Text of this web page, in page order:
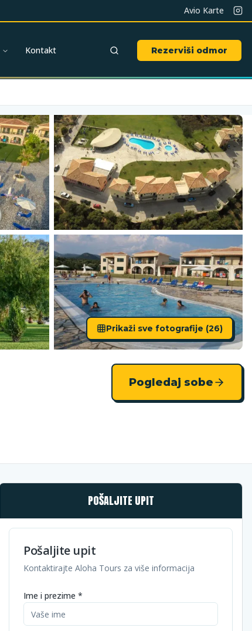
Avio Karte
Kontakt Rezerviši odmor
Prikaži sve fotografije (26)
Pogledaj sobe
POŠALJITE UPIT
Pošaljite upit
Kontaktirajte Aloha Tours za više informacija
Ime i prezime *